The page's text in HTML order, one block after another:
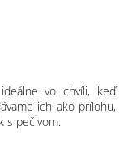
vo chvíli, keď
ich ako prílohu,
s pečivom.